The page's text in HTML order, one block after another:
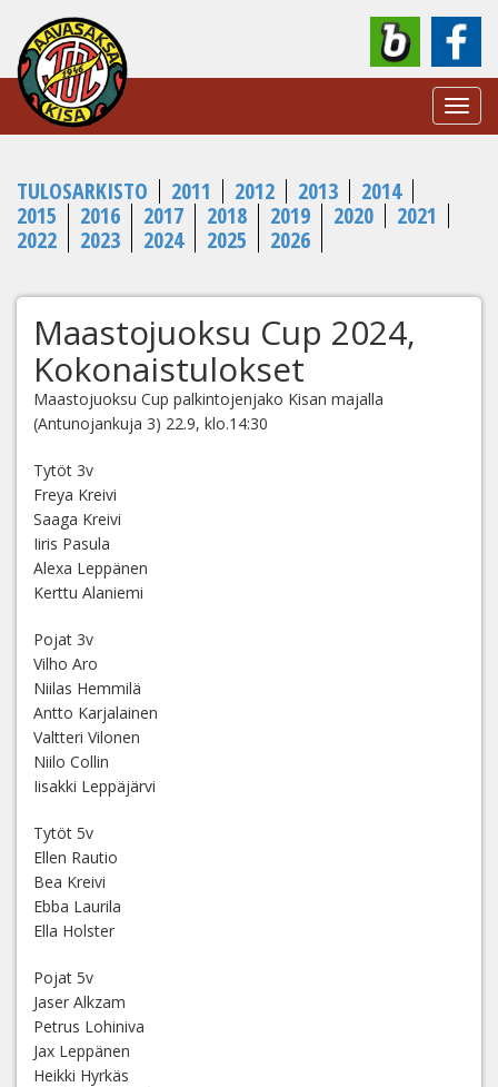
TULOSARKISTO
2011 2012 2013
2014
2015
2016 2017 2018 2019 2020
2021
2022
2023 2024 2025 2026
Maastojuoksu Cup 2024,
Kokonaistulokset
Maastojuoksu Cup palkintojenjako Kisan majalla
(Antunojankuja 3) 22.9, klo.14:30
Tytöt 3v
Freya Kreivi
Saaga Kreivi
Iiris Pasula
Alexa Leppänen
Kerttu Alaniemi
Pojat 3v
Vilho Aro
Niilas Hemmilä
Antto Karjalainen
Valtteri Vilonen
Niilo Collin
Iisakki Leppäjärvi
Tytöt 5v
Ellen Rautio
Bea Kreivi
Ebba Laurila
Ella Holster
Pojat 5v
Jaser Alkzam
Petrus Lohiniva
Jax Leppänen
Heikki Hyrkäs